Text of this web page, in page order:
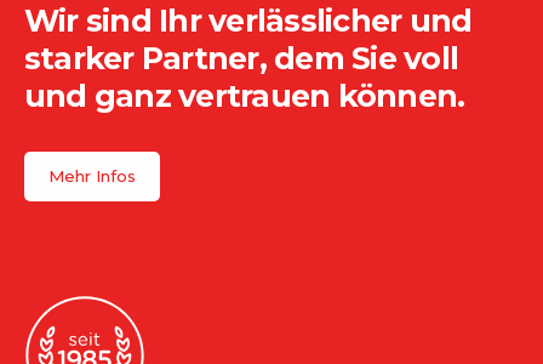
Wir sind Ihr verlässlicher und
starker Partner, dem Sie voll
und ganz vertrauen können.
Mehr Infos